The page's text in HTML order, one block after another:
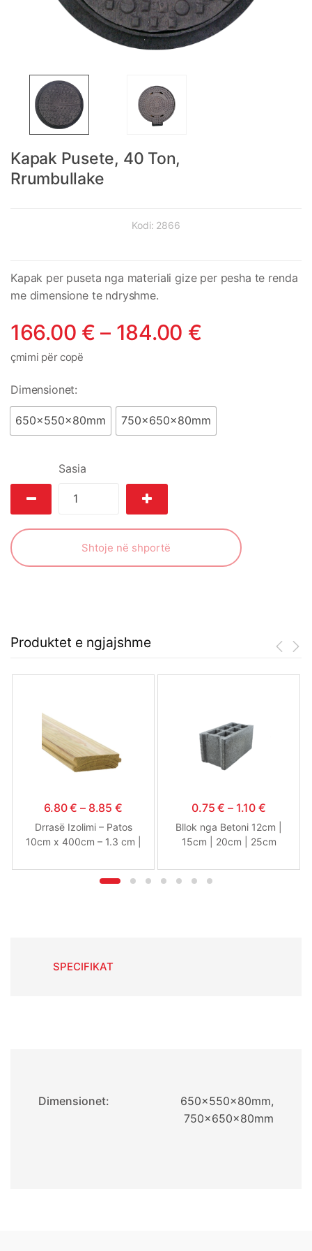
Kapak Pusete, 40 Ton,
Rrumbullake
Kodi: 2866
Kapak per puseta nga materiali gize per pesha te renda
me dimensione te ndryshme.
166.00 € – 184.00 €
çmimi për copë
Dimensionet:
650x550x80mm 750x650x80mm
Sasia
Shtoje në shportë
Produktet e ngjajshme
6.80€ – 8.85 €
Drrasë Izolimi – Patos
10cm x 400cm – 1.3 cm |
0.75€ – 1.10 €
Bllok nga Betoni 12cm |
15cm | 20cm | 25cm
SPECIFIKAT
Dimensionet:
650x550x80mm,
750x650x80mm